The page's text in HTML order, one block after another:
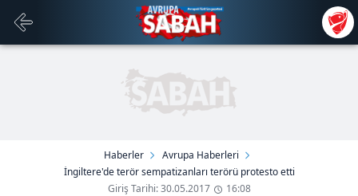
Haberler
Avrupa Haberleri
İngiltere'de terör sempatizanları terörü protesto etti
Giriş Tarihi: 30.05.2017
16:08